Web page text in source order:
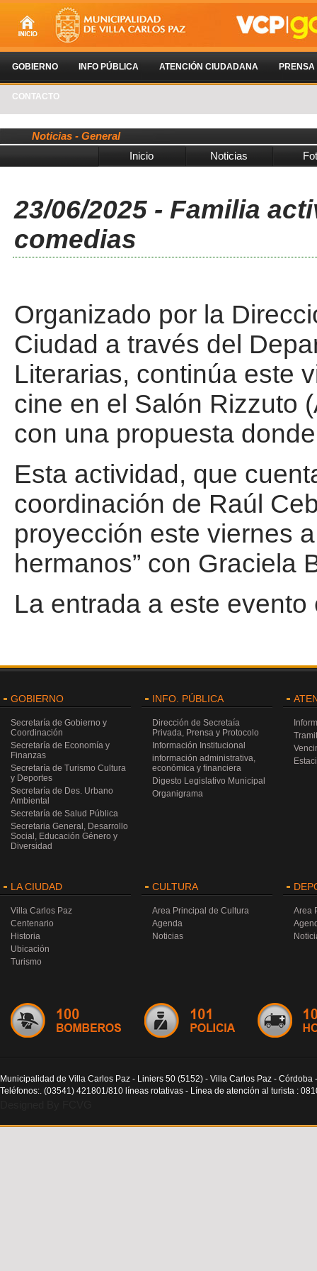
GOBIERNO INFO PÚBLICA ATENCIÓN CIUDADANA PRENSA
CONTACTO
Noticias - General
Inicio
Noticias
23/06/2025 - Familia
comedias
Organizado por la
Ciudad a través del
Literarias, continúa este
cine en el Salón Rizzuto
con una propuesta
Esta actividad, que
coordinación de Raúl
proyección este viernes
hermanos” con Graciela
La entrada a este
GOBIERNO
Secretaría de Gobierno y
Coordinación
Secretaría de Economía y
Finanzas
Secretaría de Turismo Cultura
y Deportes
Secretaría de Des. Urbano
Ambiental
Secretaría de Salud Pública
Secretaria General, Desarrollo
Social, Educación Género y
Diversidad
INFO. PÚBLICA
Dirección de Secretaía
Privada, Prensa y Protocolo
Información Institucional
información administrativa,
económica y financiera
Digesto Legislativo Municipal
Organigrama
LA CIUDAD
Villa Carlos Paz
Centenario
Historia
Ubicación
Turismo
CULTURA
Area Principal de Cultura
Agenda
Noticias
Area
Municipalidad de Villa Carlos Paz - Liniers 50 (5152) - Villa Carlos Paz - Córdoba
Teléfonos:. (03541) 421801/810 líneas rotativas - Línea de atención al turista :